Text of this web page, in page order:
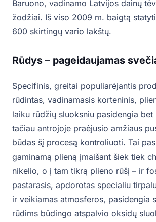
Baruono, vadinamo Latvijos dainų
žodžiai. Iš viso 2009 m. baigtą
600 skirtingų vario lakštų.
Rūdys – pageidaujamas
Specifinis, greitai populiarėjantis
rūdintas, vadinamasis korteninis,
laiku rūdžių sluoksniu pasidengia bet
tačiau antrojoje praėjusio amžiaus
būdas šį procesą kontroliuoti. Tai
gaminamą plieną įmaišant šiek tiek
nikelio, o į tam tikrą plieno rūšį – ir
pastarasis, apdorotas specialiu
ir veikiamas atmosferos, pasidengia
rūdims būdingo atspalvio oksidų